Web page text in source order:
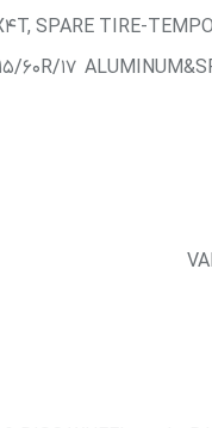
SPARE TIRE-
60R/17